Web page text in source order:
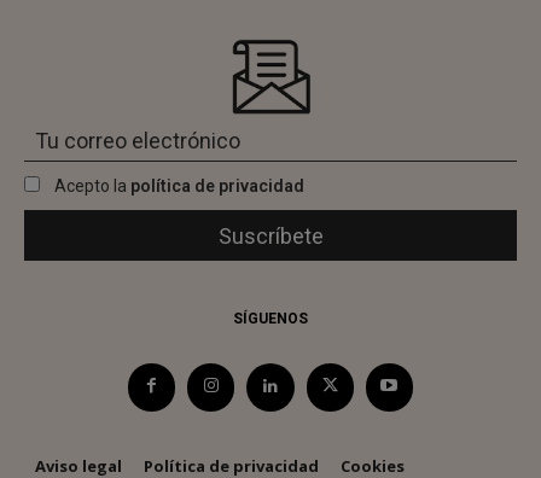
Acepto la política de privacidad
SÍGUENOS
Aviso legal Política de privacidad Cookies